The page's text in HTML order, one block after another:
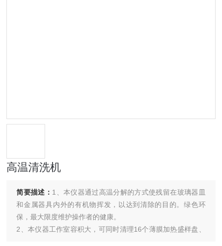
高温清洗机
简要描述： 1、本仪器通过高温分解的方式使残留在玻璃器皿
和金属器具内外的有机物挥发，以达到清除的目的。绿色环
保，最大限度维护操作者的健康。
2、本仪器工作室容积大，可同时清理16个薄膜加热盛样盘、